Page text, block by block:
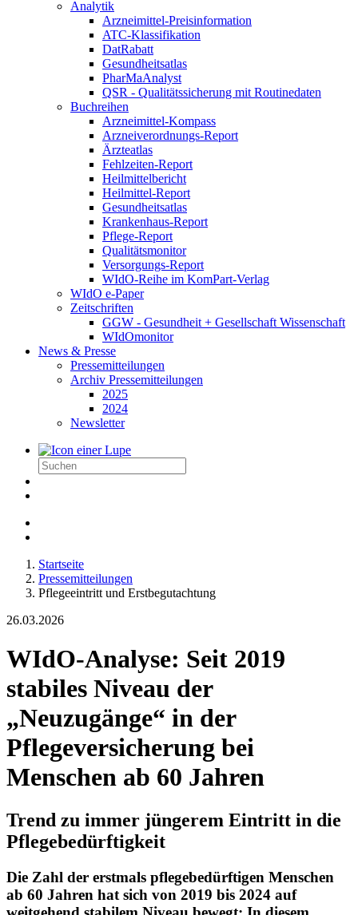
Analytik
Arzneimittel-Preisinformation
ATC-Klassifikation
DatRabatt
Gesundheitsatlas
PharMaAnalyst
QSR - Qualitätssicherung mit Routinedaten
Buchreihen
Arzneimittel-Kompass
Arzneiverordnungs-Report
Ärzteatlas
Fehlzeiten-Report
Heilmittelbericht
Heilmittel-Report
Gesundheitsatlas
Krankenhaus-Report
Pflege-Report
Qualitätsmonitor
Versorgungs-Report
WIdO-Reihe im KomPart-Verlag
WIdO e-Paper
Zeitschriften
GGW - Gesundheit + Gesellschaft Wissenschaft
WIdOmonitor
News & Presse
Pressemitteilungen
Archiv Pressemitteilungen
2025
2024
Newsletter
Startseite
Pressemitteilungen
Pflegeeintritt und Erstbegutachtung
26.03.2026
WIdO-Analyse: Seit 2019
stabiles Niveau der
„Neuzugänge“ in der
Pflegeversicherung bei
Menschen ab 60 Jahren
Trend zu immer jüngerem Eintritt in die
Pflegebedürftigkeit
Die Zahl der erstmals pflegebedürftigen Menschen
ab 60 Jahren hat sich von 2019 bis 2024 auf